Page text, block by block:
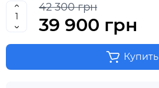
42 300 грн
39 900 грн
Купить